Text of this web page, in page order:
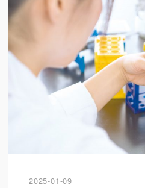
2025-01-09